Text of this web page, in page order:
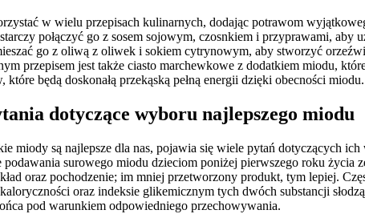
w wielu przepisach kulinarnych, dodając potrawom
połączyć go z sosem sojowym, czosnkiem i przyprawami,
go z oliwą z oliwek i sokiem cytrynowym, aby stworzyć
przepisem jest także ciasto marchewkowe z dodatkiem miodu,
będą doskonałą przekąską pełną energii dzięki obecności miodu.
dotyczące wyboru najlepszego miodu
miody są najlepsze dla nas, pojawia się wiele pytań dotyczących
podawania surowego miodu dzieciom poniżej pierwszego roku
oraz pochodzenie; im mniej przetworzony produkt, tym lepiej.
oraz indeksie glikemicznym tych dwóch substancji
pod warunkiem odpowiedniego przechowywania.